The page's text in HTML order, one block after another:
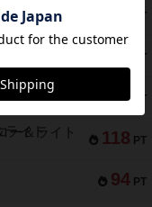
PT
PT
122 PT
118 PT
ー＆ライト
94 PT